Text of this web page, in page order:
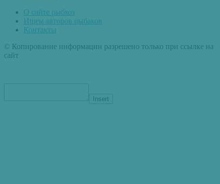
О сайте рыбхоз
Ищем авторов рыбаков
Контакты
© Копирование информации разрешено только при ссылке на
сайт
Insert